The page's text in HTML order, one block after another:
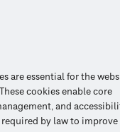
are essential for the
cookies enable core
and
by law to